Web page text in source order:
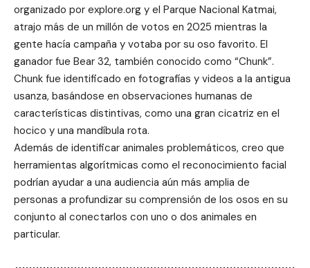
organizado por explore.org y el Parque Nacional Katmai,
atrajo más de un millón de votos en 2025 mientras la
gente hacía campaña y votaba por su oso favorito. El
ganador fue Bear 32, también conocido como “Chunk”.
Chunk fue identificado en fotografías y videos a la antigua
usanza, basándose en observaciones humanas de
características distintivas, como una gran cicatriz en el
hocico y una mandíbula rota.
Además de identificar animales problemáticos, creo que
herramientas algorítmicas como el reconocimiento facial
podrían ayudar a una audiencia aún más amplia de
personas a profundizar su comprensión de los osos en su
conjunto al conectarlos con uno o dos animales en
particular.